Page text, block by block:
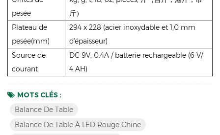
pesée
斤）
Plateau de
pesée(mm)
294 x 228 (acier inoxydable et 1,0 mm
d'épaisseur)
Source de
courant
DC 9V, 0.4A / batterie rechargeable (6 V/
4 AH)
MOTS CLÉS :
Balance De Table
Balance De Table À LED Rouge Chine